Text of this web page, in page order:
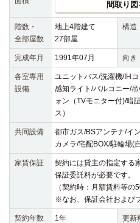
間取り図
階数・
全部屋数
地上4階建て
27部屋
構造
完成年月 1991年07月 向き
各室専用
設備
ユニットバス/洗濯機/IH
感知ライト/バルコニー/
ォン（TVモニター付)/暗
ス）
共同設備
都市ガス/BSアンテナ/イ
カメラ/宅配BOX/駐輪場(
家賃保証
契約には貸主の指定する
保証委託料が必要です。
（契約時：月額賃料等
※なお、保証会社および
契約年数 1年 更新